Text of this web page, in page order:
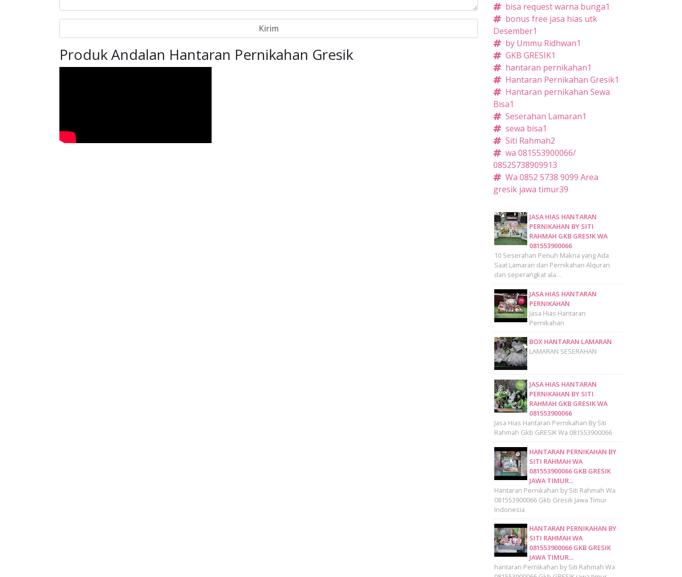
Produk Andalan Hantaran Pernikahan Gresik
bisa request warna bunga1
bonus free jasa hias utk
Desember1
by Ummu Ridhwan1
GKB GRESIK1
hantaran pernikahan1
Hantaran Pernikahan Gresik1
Hantaran pernikahan Sewa
Bisa1
Seserahan Lamaran1
sewa bisa1
Siti Rahmah2
wa 081553900066/
08525738909913
Wa 0852 5738 9099 Area
gresik jawa timur39
JASA HIAS HANTARAN
PERNIKAHAN BY SITI
RAHMAH GKB GRESIK WA
081553900066
10 Seserahan Penuh Makna yang Ada
Saat Lamaran dan Pernikahan Alquran
dan seperangkat ala…
JASA HIAS HANTARAN
PERNIKAHAN
Jasa Hias Hantaran
Pernikahan
BOX HANTARAN LAMARAN
LAMARAN SESERAHAN
JASA HIAS HANTARAN
PERNIKAHAN BY SITI
RAHMAH GKB GRESIK WA
081553900066
Jasa Hias Hantaran Pernikahan By Siti
Rahmah Gkb GRESIK Wa 081553900066
HANTARAN PERNIKAHAN BY
SITI RAHMAH WA
081553900066 GKB GRESIK
JAWA TIMUR...
Hantaran Pernikahan by Siti Rahmah Wa
081553900066 Gkb Gresik Jawa Timur
Indonesia
HANTARAN PERNIKAHAN BY
SITI RAHMAH WA
081553900066 GKB GRESIK
JAWA TIMUR...
hantaran Pernikahan by Siti Rahmah Wa